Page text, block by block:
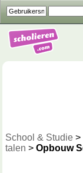
School & Studie >
talen > Opbouw